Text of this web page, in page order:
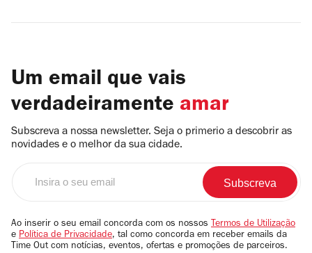
Um email que vais
verdadeiramente amar
Subscreva a nossa newsletter. Seja o primerio a descobrir as
novidades e o melhor da sua cidade.
email
Ao inserir o seu email concorda com os nossos Termos de Utilização
e Política de Privacidade, tal como concorda em receber emails da
Time Out com notícias, eventos, ofertas e promoções de parceiros.